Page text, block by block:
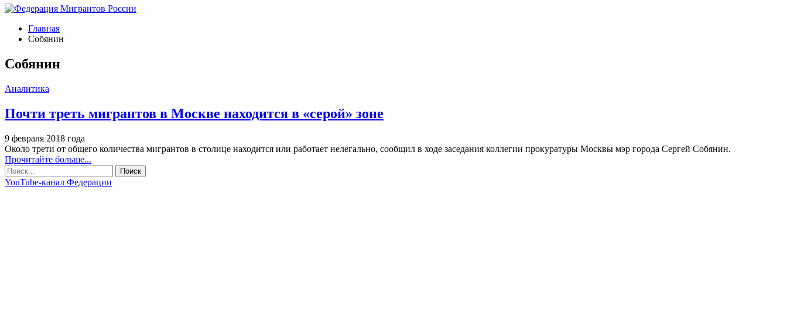
Главная
Собянин
Собянин
Аналитика
Почти треть мигрантов в Москве находится в «серой» зоне
9 февраля 2018 года
Около трети от общего количества мигрантов в столице находится или работает нелегально, сообщил в ходе заседания коллегии прокуратуры Москвы мэр города Сергей Собянин.
Прочитайте больше...
YouTube-канал Федерации